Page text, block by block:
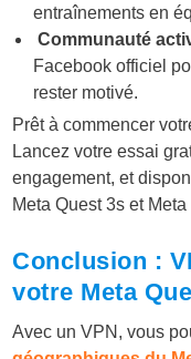
entraînements en
Communauté
Facebook officiel
rester motivé.
Prêt à commencer
Lancez votre essai
engagement, et
Meta Quest 3s et
Conclusion :
votre Meta
Avec un VPN, vous